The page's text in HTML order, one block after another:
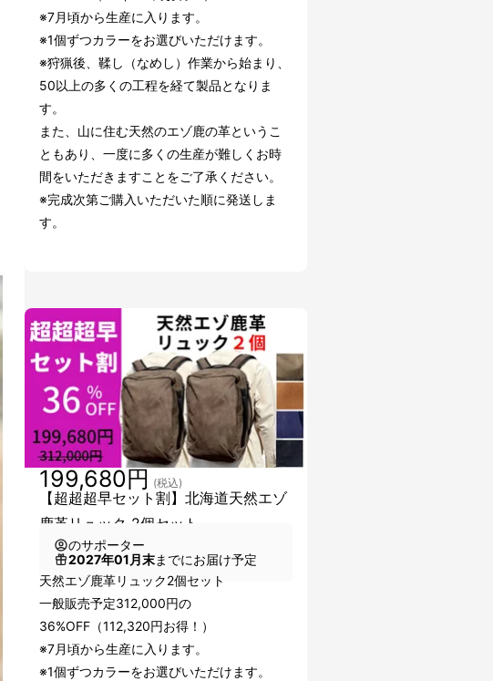
※7月頃から生産に入ります。
※1個ずつカラーをお選びいただけます。
※狩猟後、鞣し（なめし）作業から始まり、
50以上の多くの工程を経て製品となりま
す。
また、山に住む天然のエゾ鹿の革というこ
ともあり、一度に多くの生産が難しくお時
間をいただきますことをご了承ください。
※完成次第ご購入いただいた順に発送しま
す。
【超超超早セット割】北海道天然エゾ
鹿革リュック 2個セット
199,680円 (税込)
のサポーター
2027年01月末までにお届け予定
天然エゾ鹿革リュック2個セット
一般販売予定312,000円の
36%OFF（112,320円お得！）
※7月頃から生産に入ります。
※1個ずつカラーをお選びいただけます。